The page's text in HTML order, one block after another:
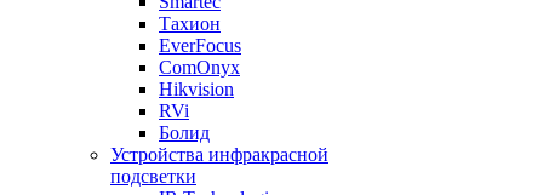
Тахион
EverFocus
ComOnyx
Hikvision
RVi
Болид
Устройства инфракрасной
подсветки